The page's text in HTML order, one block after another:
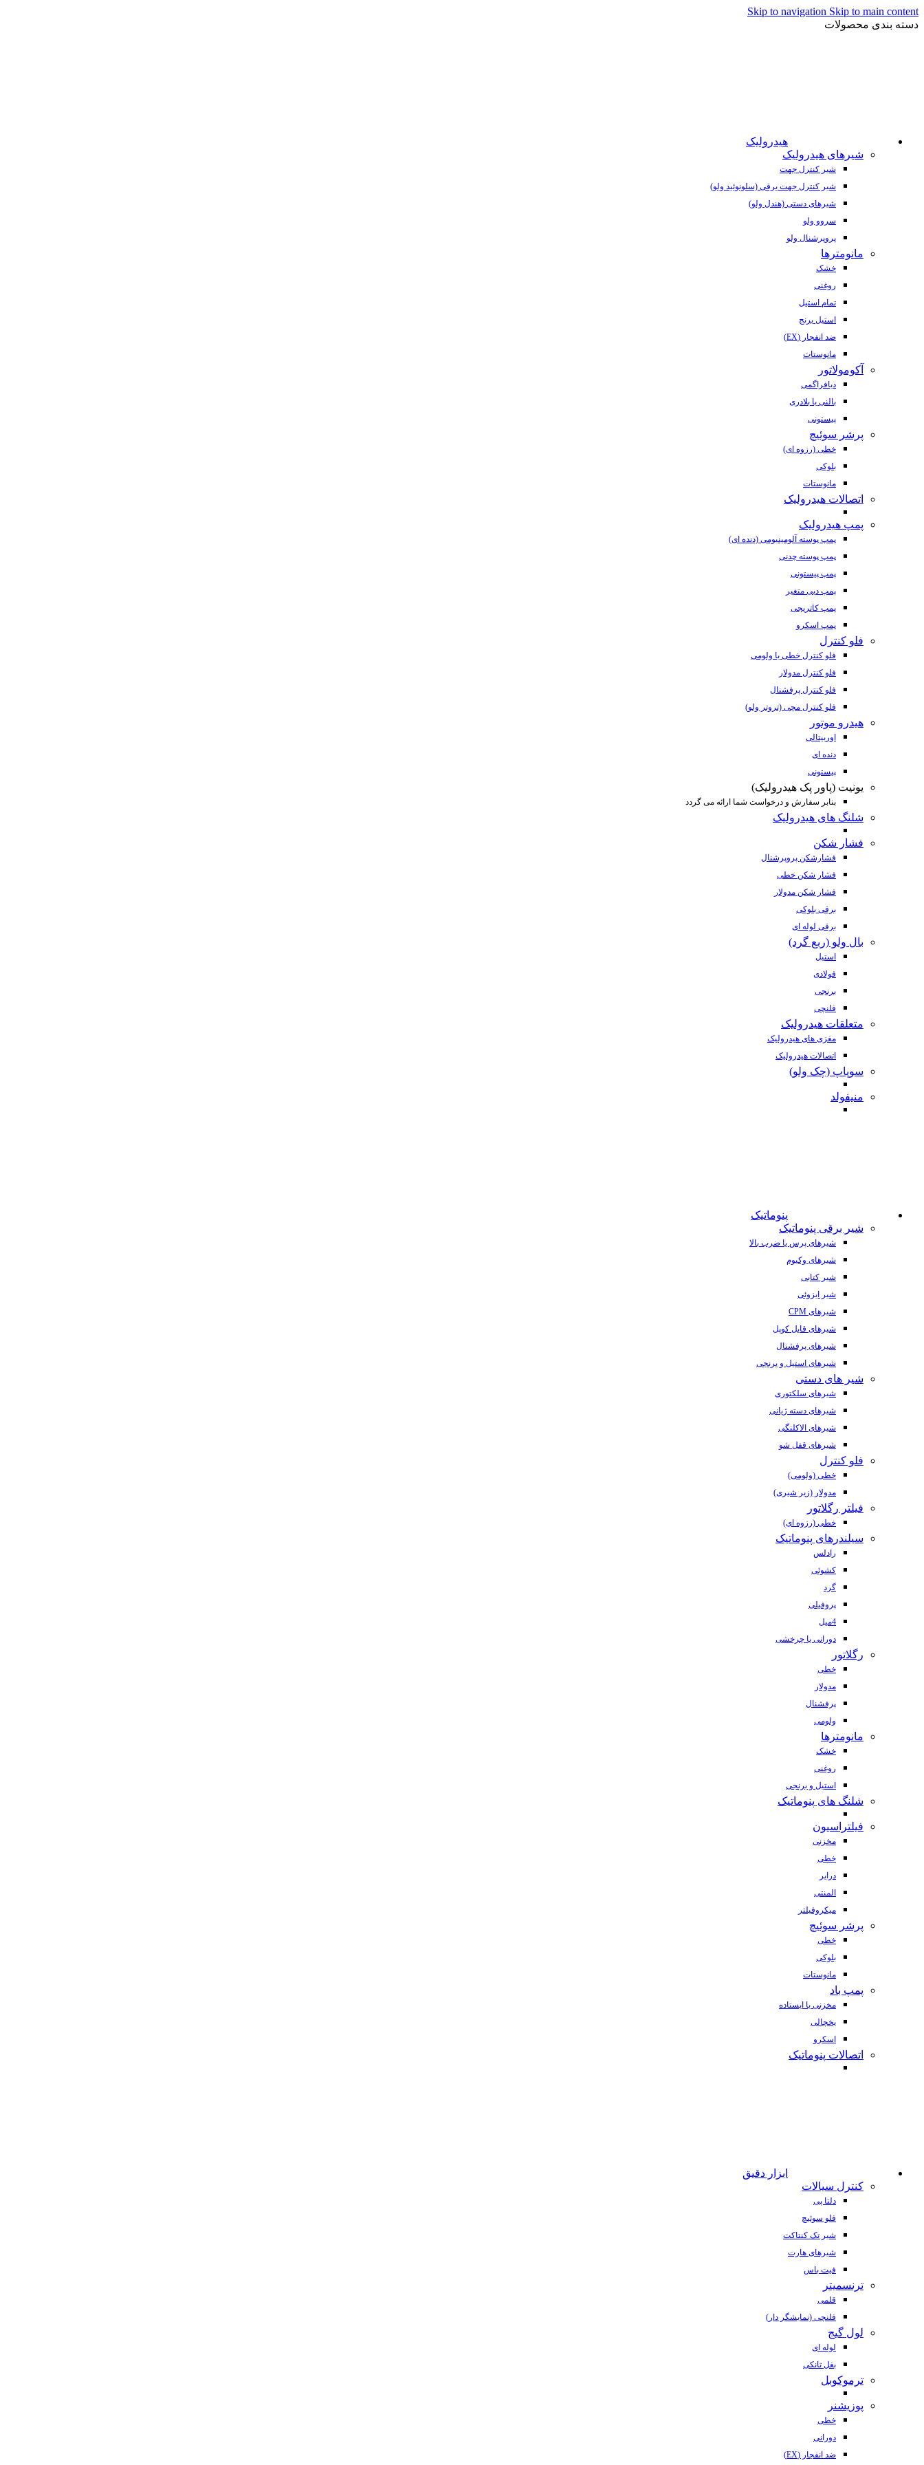
Skip to navigation Skip to main content
دسته بندی محصولات
هیدرولیک
شیرهای هیدرولیک
شیر کنترل جهت
شیر کنترل جهت برقی (سلونوئید ولو)
شیرهای دستی (هندل ولو)
سروو ولو
پروپرشنال ولو
مانومترها
خشک
روغنی
تمام استیل
استیل برنج
ضد انفجار (EX)
مانوستات
آکومولاتور
دیافراگمی
بالنی یا بلادری
پیستونی
پرشر سوئیچ
خطی (رزوه ای)
بلوکی
مانوستات
اتصالات هیدرولیک
پمپ هیدرولیک
پمپ پوسته آلومینیومی (دنده ای)
پمپ پوسته چدنی
پمپ پیستونی
پمپ دبی متغیر
پمپ کاتریجی
پمپ اسکرو
فلو کنترل
فلو کنترل خطی یا ولومی
فلو کنترل مدولار
فلو کنترل پرفشنال
فلو کنترل مچی (تروتر ولو)
هیدرو موتور
اوربیتالی
دنده ای
پیستونی
یونیت (پاور پک هیدرولیک)
بنابر سفارش و درخواست شما ارائه می گردد
شلنگ های هیدرولیک
فشار شکن
فشارشکن پروپرشنال
فشار شکن خطی
فشار شکن مدولار
برقی بلوکی
برقی لوله ای
بال ولو (ربع گرد)
استیل
فولادی
برنجی
فلنچی
متعلقات هیدرولیک
مغزی های هیدرولیک
اتصالات هیدرولیک
سوپاپ (چک ولو)
منیفولد
پنوماتیک
شیر برقی پنوماتیک
شیرهای پرس یا ضرب بالا
شیرهای وکیوم
شیر کتابی
شیر ایزوئی
شیرهای CPM
شیرهای قابل کوپل
شیرهای پرفشنال
شیرهای استیل و برنجی
شیر های دستی
شیرهای سلکتوری
شیرهای دسته ژیانی
شیرهای الاکلنگی
شیرهای قفل شو
فلو کنترل
خطی (ولومی)
مدولار (زیر شیری)
فیلتر رگلاتور
خطی (رزوه ای)
سیلندرهای پنوماتیک
رادلس
کشوئی
گرد
پروفیلی
4میل
دورانی یا چرخشی
رگلاتور
خطی
مدولار
پرفشنال
ولومی
مانومترها
خشک
روغنی
استیل و برنجی
شلنگ های پنوماتیک
فیلتراسیون
مخزنی
خطی
درایر
المنتی
میکروفیلتر
پرشر سوئیچ
خطی
بلوکی
مانوستات
پمپ باد
مخزنی یا ایستاده
یخچالی
اسکرو
اتصالات پنوماتیک
ابزار دقیق
کنترل سیالات
دلتا پی
فلو سوئیچ
شیر تک کنتاکت
شیرهای هارت
فیت باس
ترنسمیتر
قلمی
فلنچی (نمایشگر دار)
لول گیج
لوله ای
بغل تانکی
ترموکوبل
پوزیشنر
خطی
دورانی
ضد انفجار (EX)